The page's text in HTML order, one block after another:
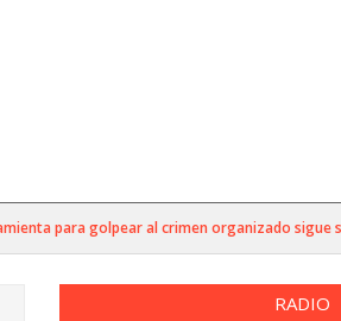
para golpear al crimen organizado sigue sin
RADIO